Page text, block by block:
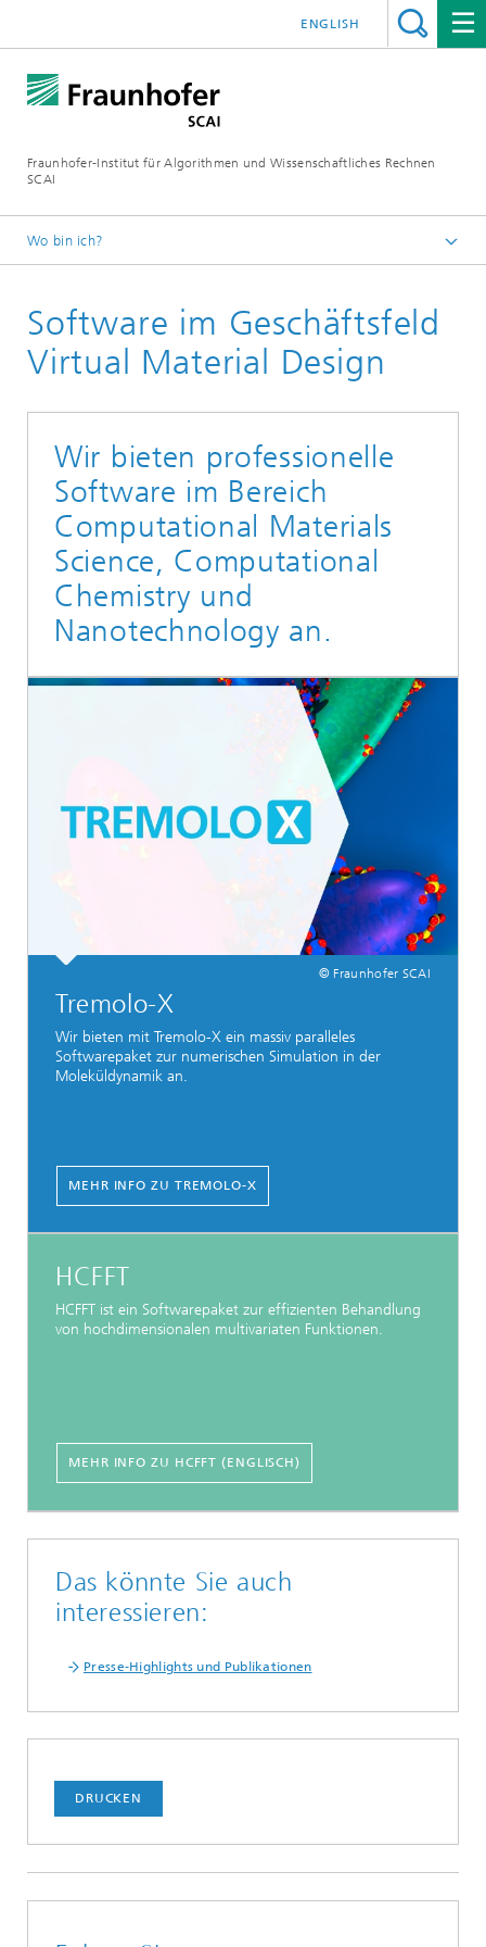
Fraunhofer-Institut für Algorithmen und Wissenschaftliches Rechnen
SCAI
ENGLISH
Wo bin ich?
Geschäftsfelder
Virtual Material Design
Software im Geschäftsfeld
Virtual Material Design
Wir bieten professionelle
Software im Bereich
Computational Materials
Science, Computational
Chemistry und
Nanotechnology an.
© Fraunhofer SCAI
Tremolo-X
Wir bieten mit Tremolo-X ein massiv paralleles
Softwarepaket zur numerischen Simulation in der
Moleküldynamik an.
MEHR INFO ZU TREMOLO-X
HCFFT
HCFFT ist ein Softwarepaket zur effizienten Behandlung
von hochdimensionalen multivariaten Funktionen.
MEHR INFO ZU HCFFT (ENGLISCH)
Das könnte Sie auch
interessieren:
Presse-Highlights und Publikationen
DRUCKEN